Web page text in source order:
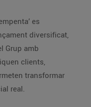
es
diversificat,
Grup amb
clients,
transformar
real.